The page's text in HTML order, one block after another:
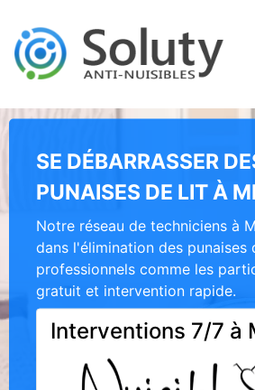
SE DÉBARRASSER
PUNAISES DE LIT À
Notre réseau de techniciens à
dans l'élimination des punaises
professionnels comme les
gratuit et intervention rapide.
Interventions 7/7 à